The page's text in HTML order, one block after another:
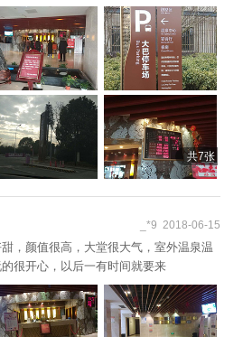
共7张
_*9 2018-06-15
，颜值很高，大堂很大气，室外温泉温
很开心，以后一有时间就要来